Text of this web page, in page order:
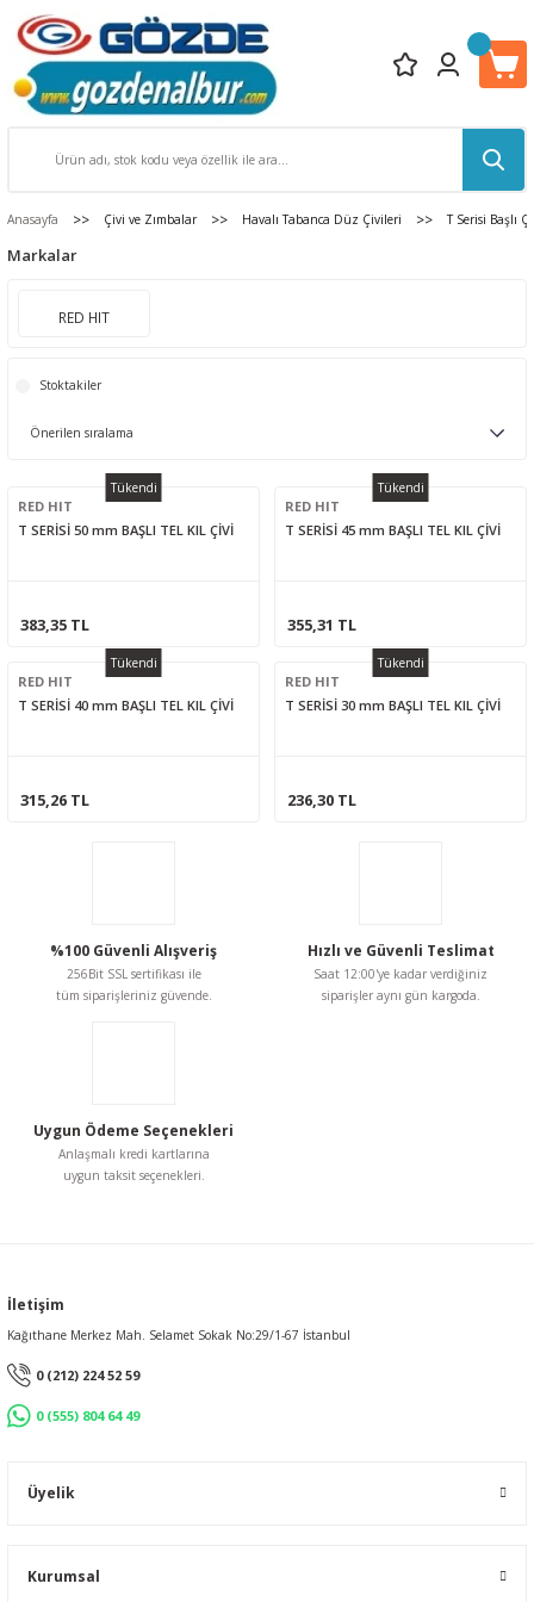
Anasayfa Çivi ve Zımbalar Havalı Tabanca Düz Çivileri T Serisi Başlı
Markalar
RED HIT
Stoktakiler
Tükendi
RED HIT
T SERİSİ 50 mm BAŞLI TEL KIL ÇİVİ
383,35 TL
Tükendi
RED HIT
T SERİSİ 45 mm BAŞLI TEL KIL ÇİVİ
355,31 TL
Tükendi
RED HIT
T SERİSİ 40 mm BAŞLI TEL KIL ÇİVİ
315,26 TL
Tükendi
RED HIT
T SERİSİ 30 mm BAŞLI TEL KIL ÇİVİ
236,30 TL
%100 Güvenli Alışveriş
256Bit SSL sertifikası ile
tüm siparişleriniz güvende.
Hızlı ve Güvenli Teslimat
Saat 12:00'ye kadar verdiğiniz
siparişler aynı gün kargoda.
Uygun Ödeme Seçenekleri
Anlaşmalı kredi kartlarına
uygun taksit seçenekleri.
İletişim
Kağıthane Merkez Mah. Selamet Sokak No:29/1-67 İstanbul
0 (212) 224 52 59
0 (555) 804 64 49
Üyelik
Kurumsal